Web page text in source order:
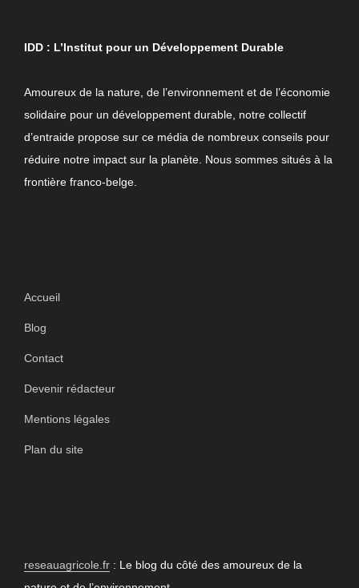
IDD : L’Institut pour un Développement Durable
Amoureux de la nature, de l’environnement et de l’économie
solidaire pour un développement durable, notre collectif
d’entraide propose sur ce média de nombreux conseils pour
réduire notre impact sur la planète. Nous sommes situés à la
frontière franco-belge.
Accueil
Blog
Contact
Devenir rédacteur
Mentions légales
Plan du site
reseauagricole.fr : Le blog du côté des amoureux de la